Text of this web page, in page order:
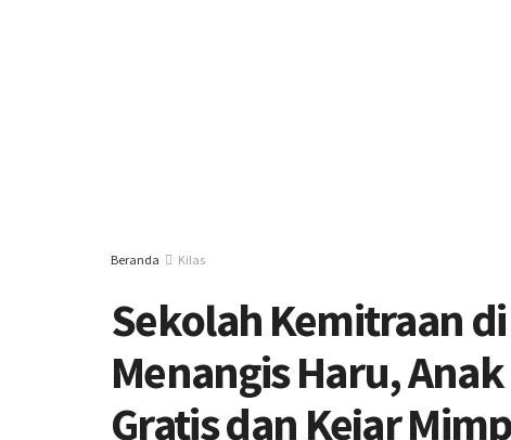
Beranda Kilas
Sekolah Kemitraan
Menangis Haru,
Gratis dan Kejar